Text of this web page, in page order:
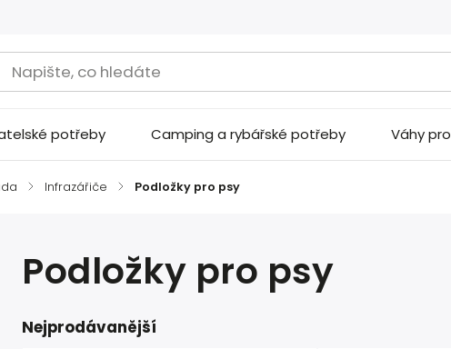
potřeby Camping a rybářské potřeby Váhy
/ Infrazářiče / Podložky pro psy
Podložky pro psy
Nejprodávanější